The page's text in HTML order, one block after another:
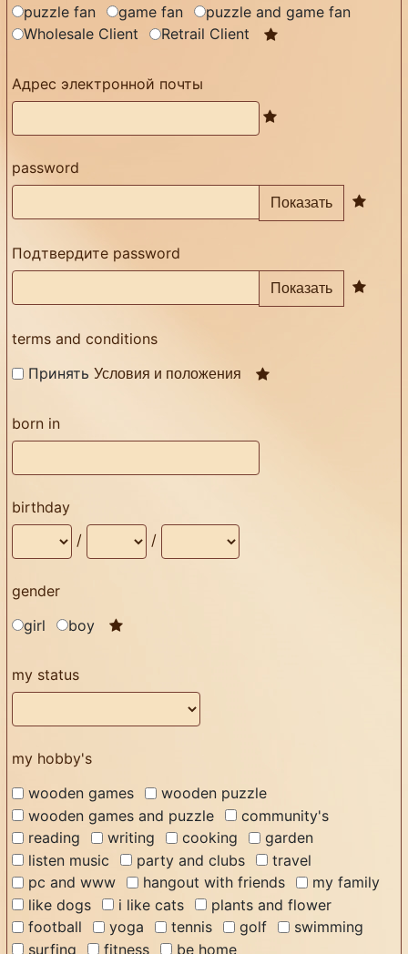
puzzle fan
game fan
puzzle and game fan
Wholesale Client
Retrail Client
Адрес электронной почты
password
Показать
Подтвердите password
Показать
terms and conditions
ПринятьУсловия и положения
born in
birthday
/
/
gender
girl
boy
my status
my hobby's
wooden games
wooden puzzle
wooden games and puzzle
community's
reading
writing cooking
garden
listen music
party and clubs
travel
pc and www
hangout with friends
my family
like dogs
i like cats
plants and flower
football
yoga tennis golf
swimming
surfing
fitness be home